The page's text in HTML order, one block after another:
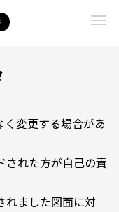
く変更する場合があ
された方が自己の責
れました図面に対